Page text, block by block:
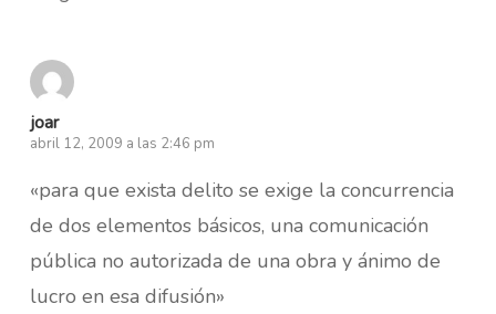
joar
abril 12, 2009 a las 2:46 pm
«para que exista delito se exige la concurrencia
de dos elementos básicos, una comunicación
pública no autorizada de una obra y ánimo de
lucro en esa difusión»